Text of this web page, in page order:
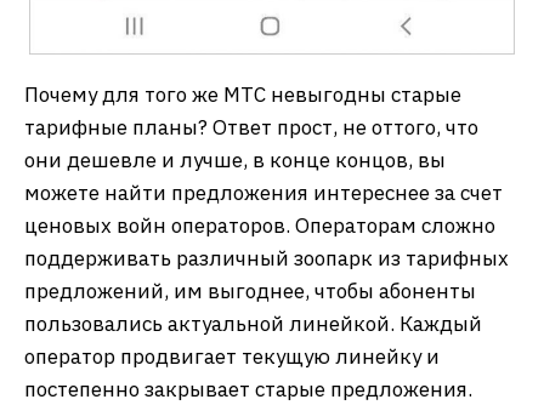
Почему для того же МТС невыгодны старые
тарифные планы? Ответ прост, не оттого, что
они дешевле и лучше, в конце концов, вы
можете найти предложения интереснее за счет
ценовых войн операторов. Операторам сложно
поддерживать различный зоопарк из тарифных
предложений, им выгоднее, чтобы абоненты
пользовались актуальной линейкой. Каждый
оператор продвигает текущую линейку и
постепенно закрывает старые предложения.